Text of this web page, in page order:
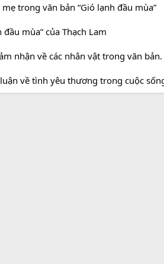
trong văn bản “Gió lạnh đầu mùa”
mùa” của Thạch Lam
nhận về các nhân vật trong văn bản.
về tình yêu thương trong cuộc